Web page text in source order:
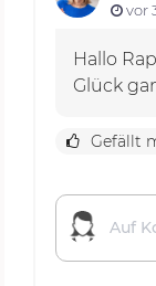
vor
Hallo
Glück
Gefällt